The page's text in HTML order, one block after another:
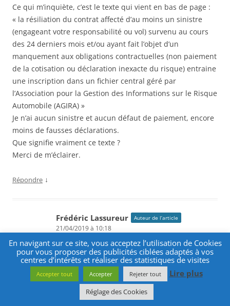
Ce qui m’inquiète, c’est le texte qui vient en bas de page :
« la résiliation du contrat affecté d’au moins un sinistre
(engageant votre responsabilité ou vol) survenu au cours
des 24 derniers mois et/ou ayant fait l’objet d’un
manquement aux obligations contractuelles (non paiement
de la cotisation ou déclaration inexacte du risque) entraine
une inscription dans un fichier central géré par
l’Association pour la Gestion des Informations sur le Risque
Automobile (AGIRA) »
Je n’ai aucun sinistre et aucun défaut de paiement, encore
moins de fausses déclarations.
Que signifie vraiment ce texte ?
Merci de m’éclairer.
Répondre ↓
Frédéric Lassureur Auteur de l’article
21/04/2019 à 10:18
Bonjour,
Plus de deux conducteurs pour un même véhicule portent
toujours ambiguïté sur les conducteurs réels de la voiture.
En navigant sur ce site, vous acceptez l’utilisation de Cookies
pour vous proposer des publicités ciblées adaptés à vos
centres d’intérêts et réaliser des statistiques de visites
Accepter tout Accepter Rejeter tout Lire plus
Réglage des Cookies